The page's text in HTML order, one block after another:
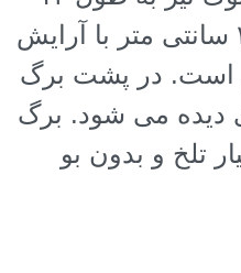
سانتی متر و عرض ٢ سانتی متر با آرایش
است. در پشت برگ
دیده می شود. برگ
تلخ و بدون بو